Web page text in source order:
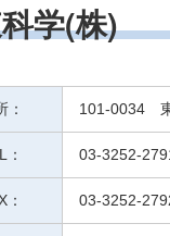
学(株)
： 101-0034
： 03-3252-
： 03-3252-